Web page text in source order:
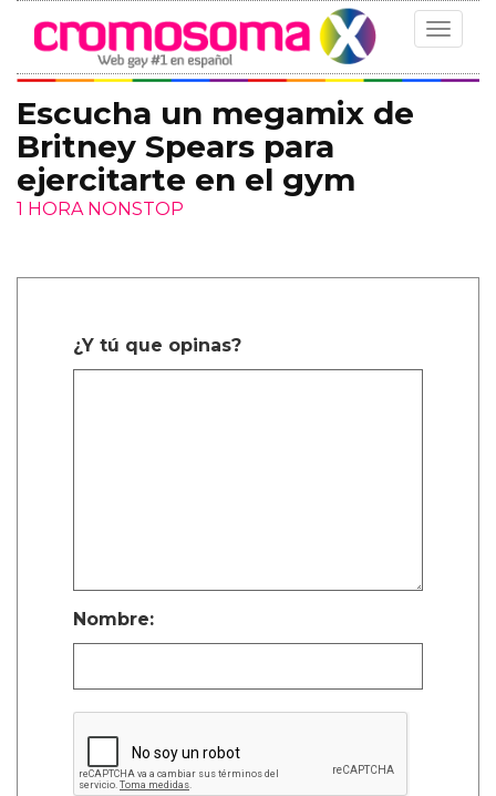
Toggle
Escucha un megamix de
Britney Spears para
ejercitarte en el gym
1 HORA NONSTOP
¿Y tú que opinas?
Nombre: